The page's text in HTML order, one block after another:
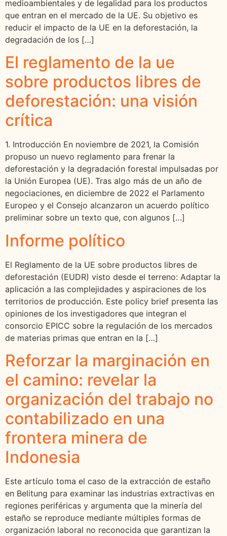
medioambientales y de legalidad para los productos
que entran en el mercado de la UE. Su objetivo es
reducir el impacto de la UE en la deforestación, la
degradación de los […]
El reglamento de la ue
sobre productos libres de
deforestación: una visión
crítica
1. Introducción En noviembre de 2021, la Comisión
propuso un nuevo reglamento para frenar la
deforestación y la degradación forestal impulsadas por
la Unión Europea (UE). Tras algo más de un año de
negociaciones, en diciembre de 2022 el Parlamento
Europeo y el Consejo alcanzaron un acuerdo político
preliminar sobre un texto que, con algunos […]
Informe político
El Reglamento de la UE sobre productos libres de
deforestación (EUDR) visto desde el terreno: Adaptar la
aplicación a las complejidades y aspiraciones de los
territorios de producción. Este policy brief presenta las
opiniones de los investigadores que integran el
consorcio EPICC sobre la regulación de los mercados
de materias primas que entran en la […]
Reforzar la marginación en
el camino: revelar la
organización del trabajo no
contabilizado en una
frontera minera de
Indonesia
Este artículo toma el caso de la extracción de estaño
en Belitung para examinar las industrias extractivas en
regiones periféricas y argumenta que la minería del
estaño se reproduce mediante múltiples formas de
organización laboral no reconocida que garantizan la